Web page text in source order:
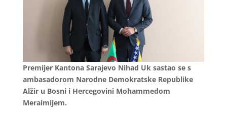
Premijer Kantona Sarajevo Nihad Uk sastao se s
ambasadorom Narodne Demokratske Republike
Alžir u Bosni i Hercegovini Mohammedom
Meraimijem.